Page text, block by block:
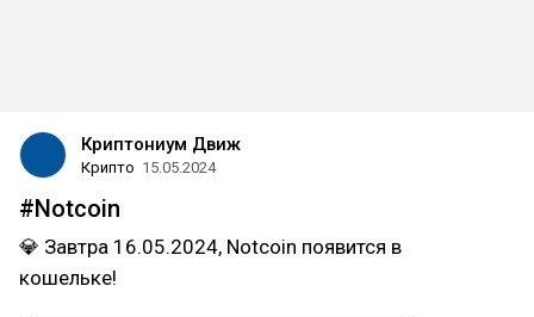
Криптониум Движ
Крипто 15.05.2024
#Notcoin
💎 Завтра 16.05.2024, Notcoin появится в
кошельке!